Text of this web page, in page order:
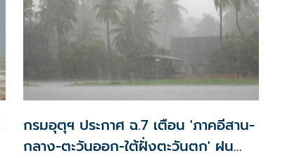
กรมอุตุฯ ประกาศ ฉ.7 เตือน 'ภาคอีสาน-
กลาง-ตะวันออก-ใต้ฝั่งตะวันตก' ฝน